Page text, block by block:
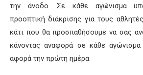
την άνοδο. Σε κάθε αγώνισμα
προοπτική διάκρισης για τους
κάτι που θα προσπαθήσουμε να σας
κάνοντας αναφορά σε κάθε
αφορά την πρώτη ημέρα.